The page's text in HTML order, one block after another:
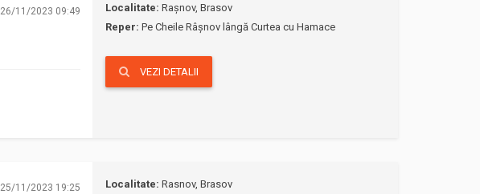
26/11/2023 09:49 Localitate: Rașnov, Brasov
Reper: Pe Cheile Râșnov lângă Curtea cu Hamace
VEZI DETALII
25/11/2023 19:25 Localitate: Rasnov, Brasov